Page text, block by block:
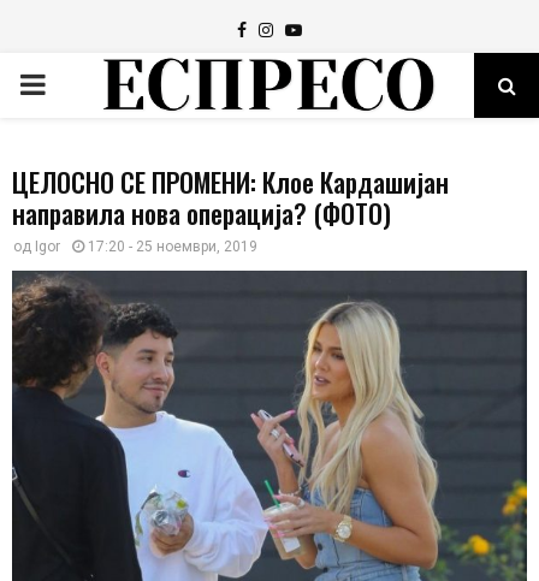
Facebook
Instagram
Youtube
PRIMARY
ЦЕЛОСНО СЕ ПРОМЕНИ: Клое Кардашијан
направила нова операција? (ФОТО)
од Igor 17:20 - 25 ноември, 2019